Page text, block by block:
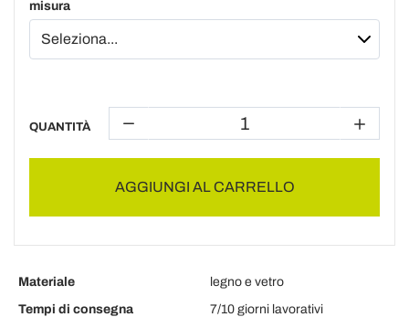
misura
QUANTITÀ
AGGIUNGI AL CARRELLO
Materiale
legno e vetro
Tempi di consegna
7/10 giorni lavorativi